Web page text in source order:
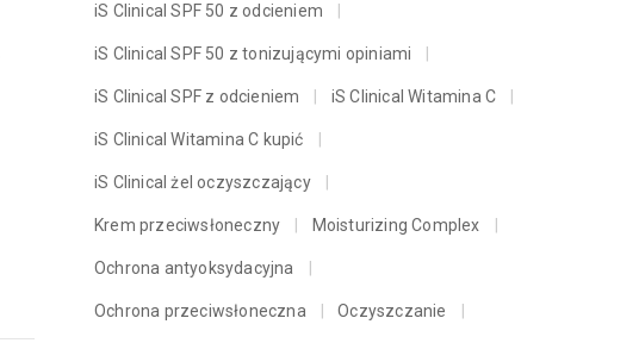
iS Clinical SPF 50 z odcieniem
iS Clinical SPF 50 z tonizującymi opiniami
iS Clinical SPF z odcieniem iS Clinical Witamina C
iS Clinical Witamina C kupić
iS Clinical żel oczyszczający
Krem przeciwsłoneczny Moisturizing Complex
Ochrona antyoksydacyjna
Ochrona przeciwsłoneczna Oczyszczanie